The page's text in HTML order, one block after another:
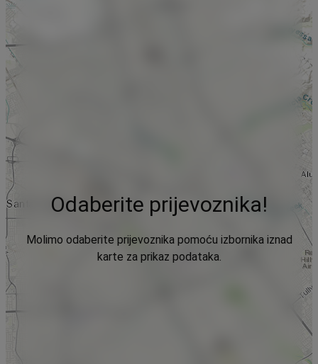
Odaberite prijevoznika!
Molimo odaberite prijevoznika pomoću izbornika iznad
karte za prikaz podataka.